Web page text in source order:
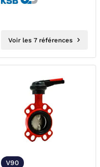
Voir les 7 références
V90